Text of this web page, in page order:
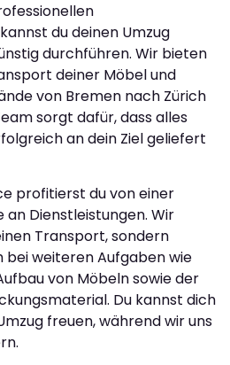
kannst du deinen Umzug
durchführen. Wir bieten
deiner Möbel und
von Bremen nach Zürich
sorgt dafür, dass alles
an dein Ziel geliefert
profitierst du von einer
Dienstleistungen. Wir
Transport, sondern
weiteren Aufgaben wie
von Möbeln sowie der
Du kannst dich
freuen, während wir uns